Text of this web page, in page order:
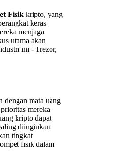
Fisik kripto, yang
keras
menjaga
utama akan
ini - Trezor,
dengan mata uang
mereka.
kripto dapat
diinginkan
tingkat
fisik dalam